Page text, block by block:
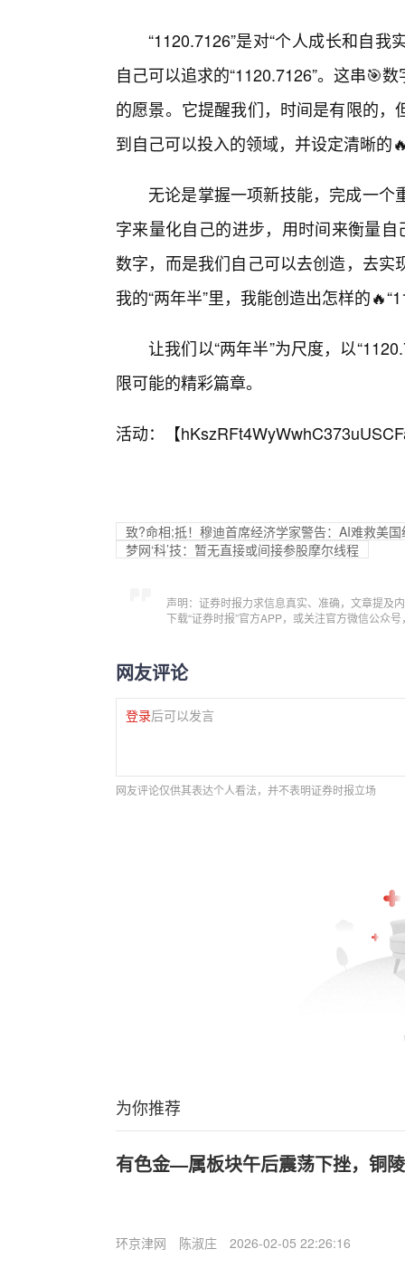
“1120.7126”是对“个人成长和自我
自己可以追求的“1120.7126”。这串🎯
的愿景。它提醒我们，时间是有限的
到自己可以投入的领域，并设定清晰的
无论是掌握一项新技能，完成一
字来量化自己的进步，用时间来衡量
数字，而是我们自己可以去创造，去
我的“两年半”里，我能创造出怎样的
让我们以“两年半”为尺度，以
限可能的精彩篇章。
活动：【
致?命相;抵！穆迪首席经济学家警告：AI难救美国
梦网‘科’技：暂无直接或间接参股摩尔线程
声明：证券时报力求信息真实、准确，文章提及
下载“证券时报”官方APP，或关注官方微信公众
网友评论
登录后可以发言
网友评论仅供其表达个人看法，并不表明证券时报立场
为你推荐
有色金—属板块午后震荡下挫，铜
环京津网 陈淑庄 2026-02-05 22:26:16